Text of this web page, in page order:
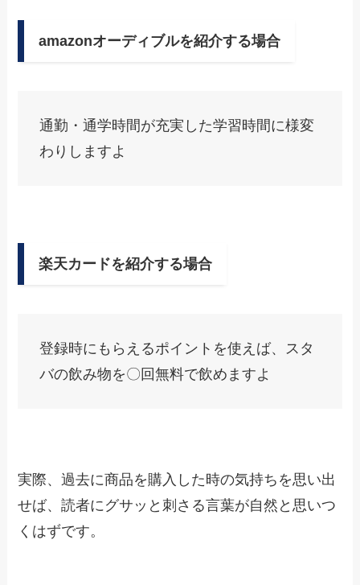
amazonオーディブルを紹介する場合
通勤・通学時間が充実した学習時間に様変
わりしますよ
楽天カードを紹介する場合
登録時にもらえるポイントを使えば、スタ
バの飲み物を〇回無料で飲めますよ
実際、過去に商品を購入した時の気持ちを思い出
せば、読者にグサッと刺さる言葉が自然と思いつ
くはずです。